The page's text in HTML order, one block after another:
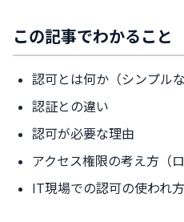
この記事でわかること
認可とは何か（シンプルな
認証との違い
認可が必要な理由
アクセス権限の考え方（
IT現場での認可の使われ方